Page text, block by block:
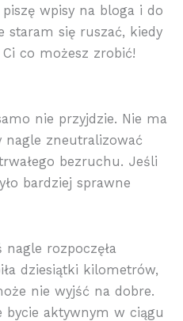
wpisy na bloga i do
staram się ruszać, kiedy
co możesz zrobić!
nie przyjdzie. Nie ma
nagle zneutralizować
bezruchu. Jeśli
bardziej sprawne
nagle rozpoczęła
dziesiątki kilometrów,
nie wyjść na dobre.
bycie aktywnym w ciągu